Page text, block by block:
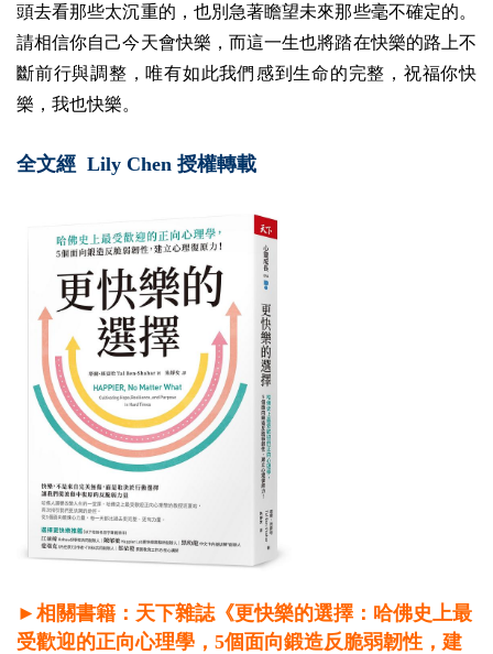
頭去看那些太沉重的，也別急著瞻望未來那些毫不確定的。
請相信你自己今天會快樂，而這一生也將踏在快樂的路上不
斷前行與調整，唯有如此我們感到生命的完整，祝福你快
樂，我也快樂。
全文經 Lily Chen 授權轉載
►相關書籍：天下雜誌《更快樂的選擇：哈佛史上最
受歡迎的正向心理學，5個面向鍛造反脆弱韌性，建